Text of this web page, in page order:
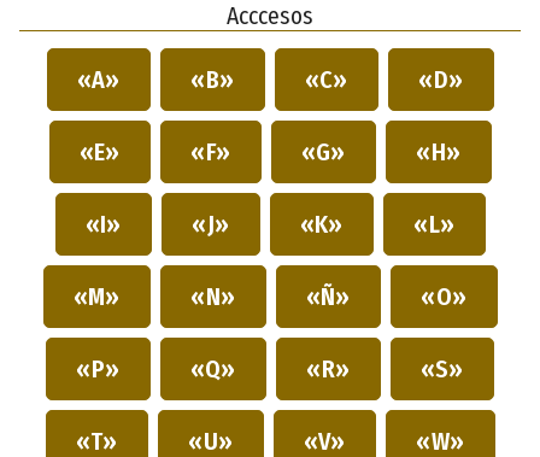
Acccesos
«A» «B» «C» «D»
«E» «F» «G» «H»
«I» «J» «K» «L»
«M» «N» «Ñ» «O»
«P» «Q» «R» «S»
«T» «U» «V» «W»